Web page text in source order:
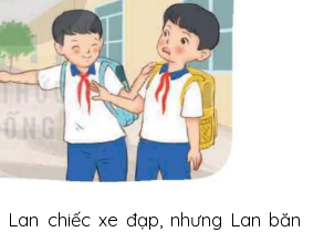
chiếc xe đạp, nhưng Lan băn